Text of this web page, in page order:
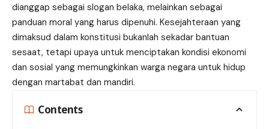
dianggap sebagai slogan belaka, melainkan sebagai
panduan moral yang harus dipenuhi. Kesejahteraan yang
dimaksud dalam konstitusi bukanlah sekadar bantuan
sesaat, tetapi upaya untuk menciptakan kondisi ekonomi
dan sosial yang memungkinkan warga negara untuk hidup
dengan martabat dan mandiri.
Contents